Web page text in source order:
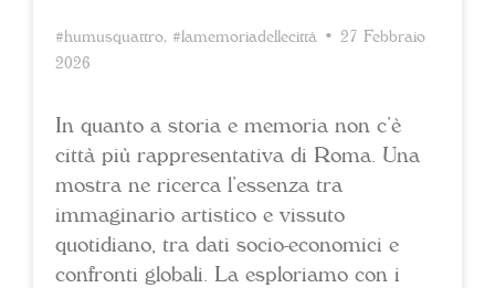
#humusquattro, #lamemoriadellecittà • 27 Febbraio
2026
In quanto a storia e memoria non c’è
città più rappresentativa di Roma. Una
mostra ne ricerca l’essenza tra
immaginario artistico e vissuto
quotidiano, tra dati socio-economici e
confronti globali. La esploriamo con i